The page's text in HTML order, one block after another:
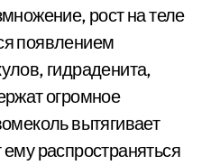
рост на теле
появлением
гидраденита,
огромное
вытягивает
распространяться